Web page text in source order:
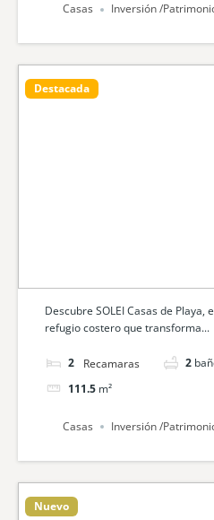
Casas Inversión /
Destacada
Descubre SOLEI Casas de Playa,
refugio costero que transforma...
2 camas 2
111.5 m²
Casas Inversión /
Nuevo